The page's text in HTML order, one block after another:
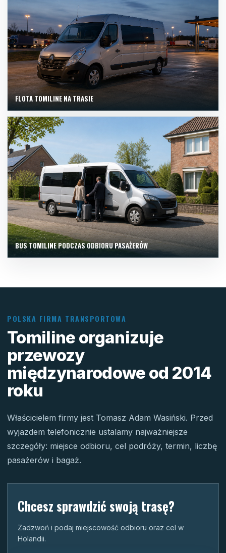
FLOTA TOMILINE NA TRASIE
BUS TOMILINE PODCZAS ODBIORU PASAŻERÓW
POLSKA FIRMA TRANSPORTOWA
Tomiline organizuje
przewozy
międzynarodowe od 2014
roku
Właścicielem firmy jest Tomasz Adam Wasiński. Przed
wyjazdem telefonicznie ustalamy najważniejsze
szczegóły: miejsce odbioru, cel podróży, termin, liczbę
pasażerów i bagaż.
Chcesz sprawdzić swoją trasę?
Zadzwoń i podaj miejscowość odbioru oraz cel w
Holandii.